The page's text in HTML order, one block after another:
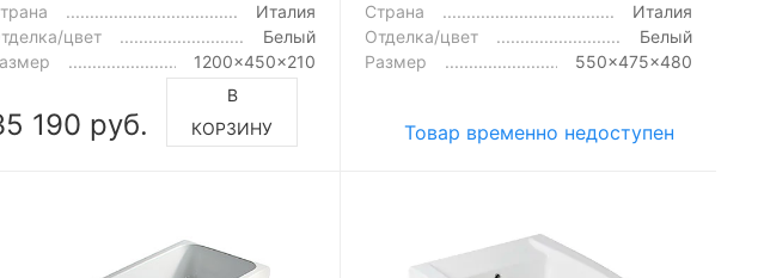
Италия
цвет
Белый
1200x450x210
190 руб.
В
КОРЗИНУ
Страна
Италия
Отделка/цвет
Белый
Размер
550x475x480
Товар временно недоступен